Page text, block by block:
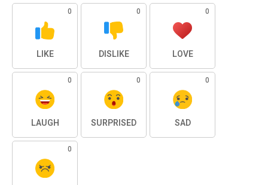
0
LIKE
0
DISLIKE
0
LOVE
0
LAUGH
0
SURPRISED
0
SAD
0